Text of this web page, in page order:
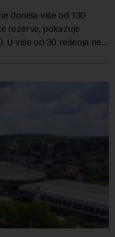
donela više od 130
rezerve, pokazuje
U više od 30 rešenja ne